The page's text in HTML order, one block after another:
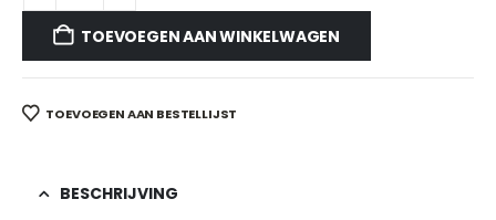
TOEVOEGEN AAN WINKELWAGEN
TOEVOEGEN AAN BESTELLIJST
BESCHRIJVING